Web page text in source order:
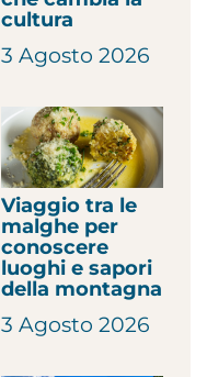
cultura
3 Agosto 2026
Viaggio tra le
malghe per
conoscere
luoghi e sapori
della montagna
3 Agosto 2026